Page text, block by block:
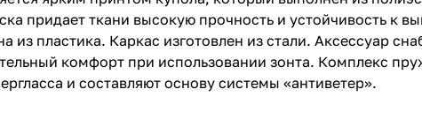
придает ткани высокую прочность и устойчивость к
из пластика. Каркас изготовлен из стали. Аксессуар
комфорт при использовании зонта. Комплекс
и составляют основу системы «антиветер».